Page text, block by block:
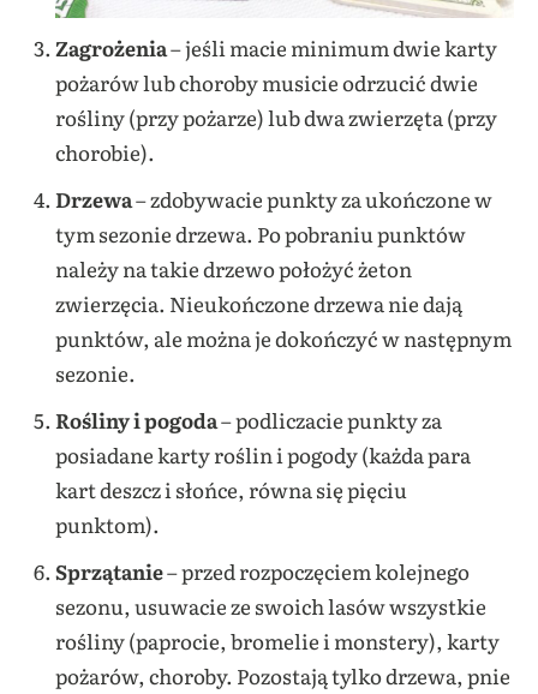
Zagrożenia– jeśli macie minimum dwie karty
pożarów lub choroby musicie odrzucić dwie
rośliny (przy pożarze) lub dwa zwierzęta (przy
chorobie).
Drzewa– zdobywacie punkty za ukończone w
tym sezonie drzewa. Po pobraniu punktów
należy na takie drzewo położyć żeton
zwierzęcia. Nieukończone drzewa nie dają
punktów, ale można je dokończyć w następnym
sezonie.
Rośliny i pogoda– podliczacie punkty za
posiadane karty roślin i pogody (każda para
kart deszcz i słońce, równa się pięciu
punktom).
Sprzątanie– przed rozpoczęciem kolejnego
sezonu, usuwacie ze swoich lasów wszystkie
rośliny (paprocie, bromelie i monstery), karty
pożarów, choroby. Pozostają tylko drzewa, pnie